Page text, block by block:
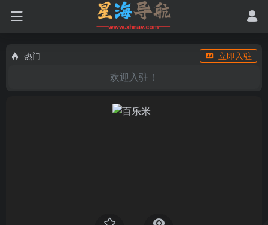
热门 立即入驻
欢迎入驻！